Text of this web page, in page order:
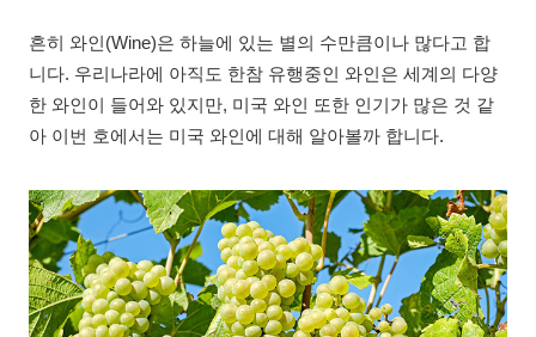
흔히 와인(Wine)은 하늘에 있는 별의 수만큼이나 많다고 합
니다. 우리나라에 아직도 한참 유행중인 와인은 세계의 다양
한 와인이 들어와 있지만, 미국 와인 또한 인기가 많은 것 같
아 이번 호에서는 미국 와인에 대해 알아볼까 합니다.